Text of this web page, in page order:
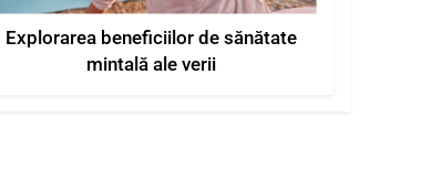
Explorarea beneficiilor de sănătate
mintală ale verii